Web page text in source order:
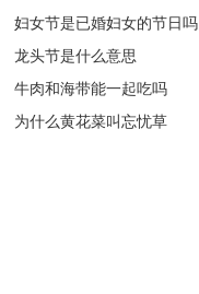
妇女节是已婚妇女的节日吗
龙头节是什么意思
牛肉和海带能一起吃吗
为什么黄花菜叫忘忧草